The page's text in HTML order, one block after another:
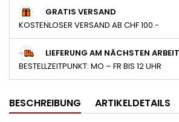
GRATIS VERSAND
KOSTENLOSER VERSAND AB CHF 100.-
LIEFERUNG AM NÄCHSTEN
BESTELLZEITPUNKT: MO – FR BIS 12 UHR
BESCHREIBUNG ARTIKELDETAILS